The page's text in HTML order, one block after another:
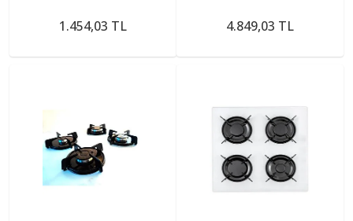
Emaye Parlak
1.454,03 TL 4.849,03 TL